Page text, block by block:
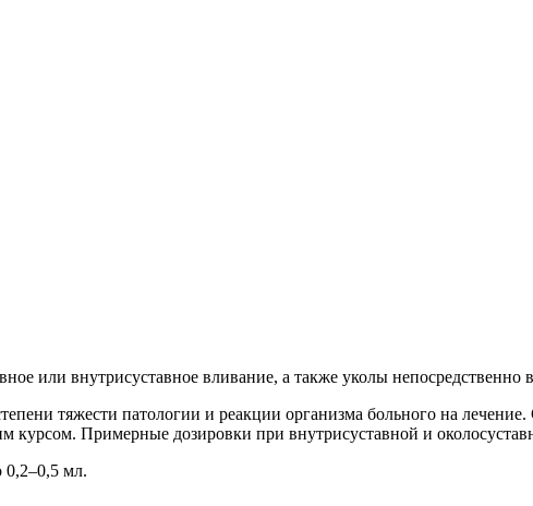
или внутрисуставное вливание, а также уколы непосредственно
тяжести патологии и реакции организма больного на
курсом. Примерные дозировки при внутрисуставной и
мл.